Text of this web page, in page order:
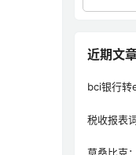
近期文
bci银行转
税收报表